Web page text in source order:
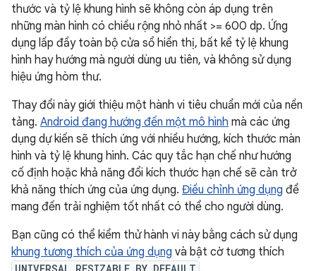
thước và tỷ lệ khung hình sẽ không còn áp dụng trên
những màn hình có chiều rộng nhỏ nhất >= 600 dp. Ứng
dụng lấp đầy toàn bộ cửa sổ hiển thị, bất kể tỷ lệ khung
hình hay hướng mà người dùng ưu tiên, và không sử dụng
hiệu ứng hòm thư.
Thay đổi này giới thiệu một hành vi tiêu chuẩn mới của nền
tảng. Android đang hướng đến một mô hình mà các ứng
dụng dự kiến sẽ thích ứng với nhiều hướng, kích thước màn
hình và tỷ lệ khung hình. Các quy tắc hạn chế như hướng
cố định hoặc khả năng đổi kích thước hạn chế sẽ cản trở
khả năng thích ứng của ứng dụng. Điều chỉnh ứng dụng để
mang đến trải nghiệm tốt nhất có thể cho người dùng.
Bạn cũng có thể kiểm thử hành vi này bằng cách sử dụng
khung tương thích của ứng dụng và bật cờ tương thích